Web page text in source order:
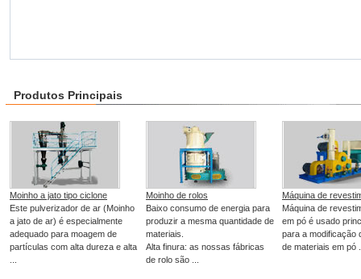
Produtos Principais
Moinho a jato tipo ciclone
Este pulverizador de ar (Moinho
a jato de ar) é especialmente
adequado para moagem de
partículas com alta dureza e alta
Moinho de rolos
Baixo consumo de energia para
produzir a mesma quantidade de
materiais.
Alta finura: as nossas fábricas
de rolo são ...
Máquina de
Máquina de
em pó é usado
para a modificação
de materiais em pó